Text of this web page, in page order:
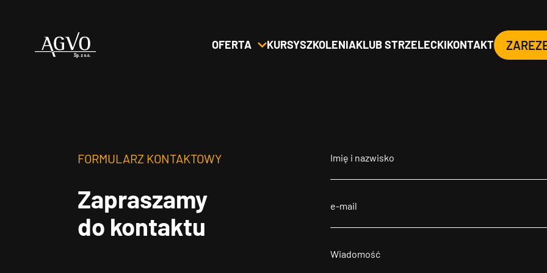
Header
OFERTA KURSYSZKOLENIAKLUB STRZELECKIKONTAKT
FORMULARZ KONTAKTOWY
Zapraszamy
do kontaktu